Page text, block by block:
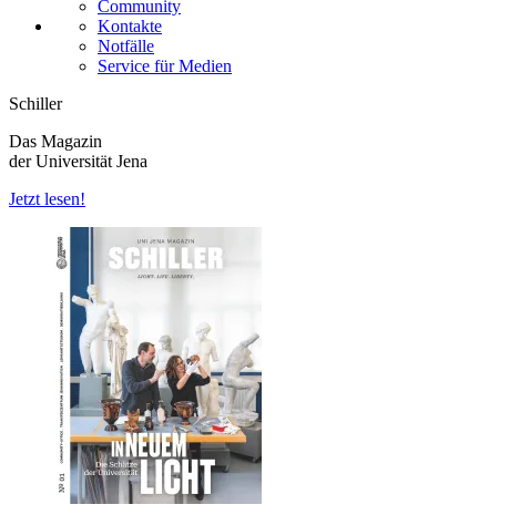
Community
Kontakte
Notfälle
Service für Medien
Schiller
Das Magazin
der Universität Jena
Jetzt lesen!